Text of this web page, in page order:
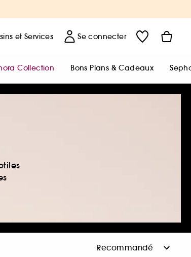
et Services Se connecter
Collection Bons Plans & Cadeaux